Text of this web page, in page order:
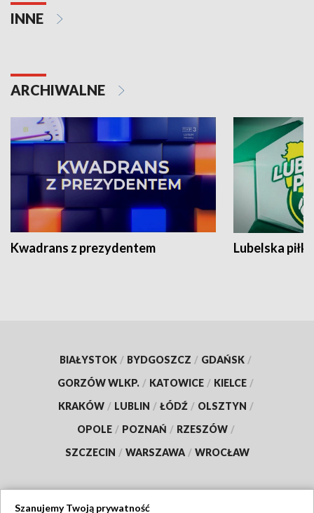
INNE
ARCHIWALNE
Kwadrans z prezydentem Lubelska piłka
BIAŁYSTOK / BYDGOSZCZ / GDAŃSK /
GORZÓW WLKP. / KATOWICE / KIELCE /
KRAKÓW / LUBLIN / ŁÓDŹ / OLSZTYN /
OPOLE / POZNAŃ / RZESZÓW /
SZCZECIN / WARSZAWA / WROCŁAW
Szanujemy Twoją prywatność